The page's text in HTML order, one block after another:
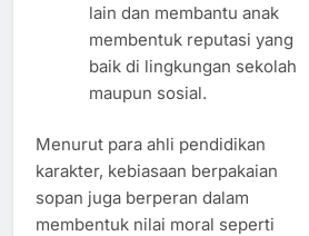
lain dan membantu anak
membentuk reputasi yang
baik di lingkungan sekolah
maupun sosial.
Menurut para ahli pendidikan
karakter, kebiasaan berpakaian
sopan juga berperan dalam
membentuk nilai moral seperti